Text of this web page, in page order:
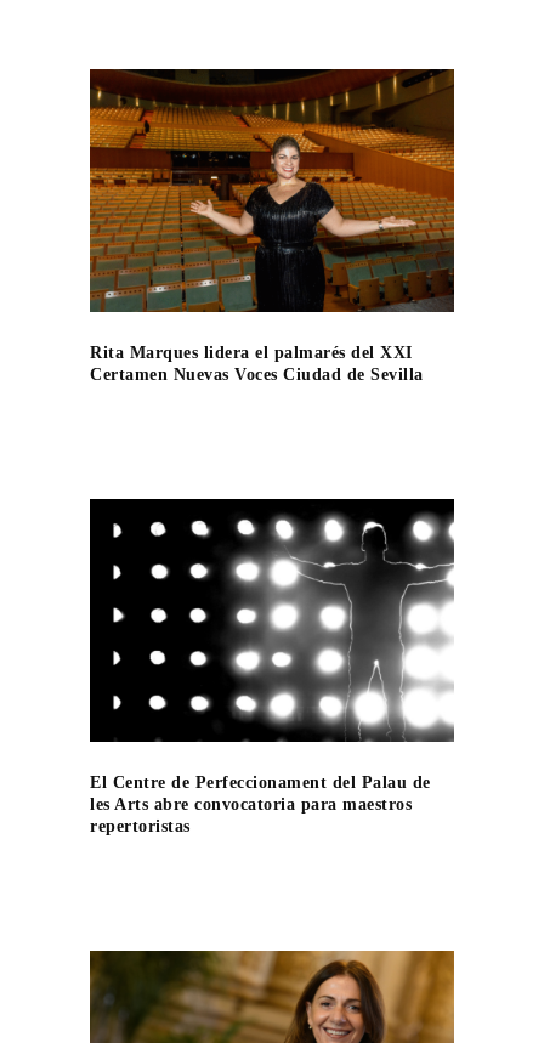
Rita Marques lidera el palmarés del XXI
Certamen Nuevas Voces Ciudad de Sevilla
El Centre de Perfeccionament del Palau de
les Arts abre convocatoria para maestros
repertoristas